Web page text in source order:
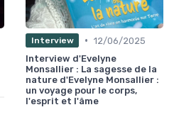
Interview • 12/06/2025
Interview d'Evelyne
Monsallier : La sagesse de la
nature d'Evelyne Monsallier :
un voyage pour le corps,
l'esprit et l'âme